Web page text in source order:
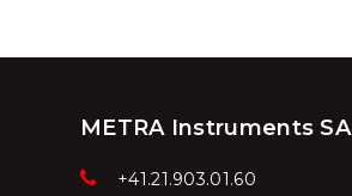
METRA Instruments SA
+41.21.903.01.60